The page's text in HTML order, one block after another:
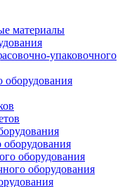
материалы
упаковочного
оборудования
оборудования
оборудования